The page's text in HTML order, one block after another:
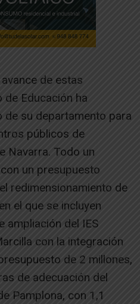
de estas
de Educación ha
su departamento para
públicos de
Navarra. Todo un
un presupuesto
redimensionamiento de
el que se incluyen
ampliación del IES
con la integración
de 2 millones,
de adecuación del
Pamplona, con 1,1